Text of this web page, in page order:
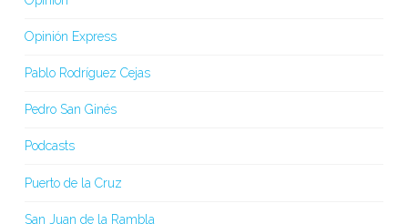
Opinión Express
Pablo Rodríguez Cejas
Pedro San Ginés
Podcasts
Puerto de la Cruz
San Juan de la Rambla